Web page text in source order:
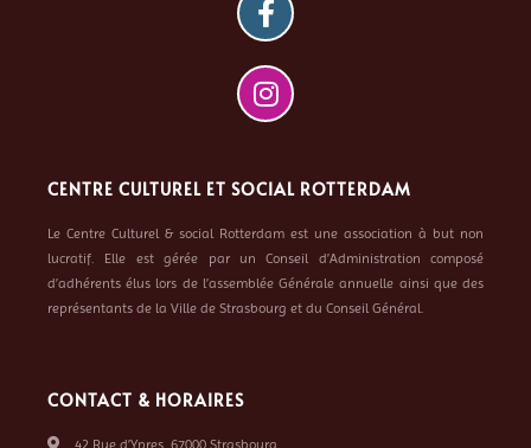
CENTRE CULTUREL ET SOCIAL ROTTERDAM
Le Centre Culturel & social Rotterdam est une association à but non
lucratif. Elle est gérée par un Conseil d’Administration composé
d’adhérents élus lors de l’assemblée Générale annuelle ainsi que des
représentants de la Ville de Strasbourg et du Conseil Général.
CONTACT & HORAIRES
42 Rue d’Ypres, 67000 Strasbourg